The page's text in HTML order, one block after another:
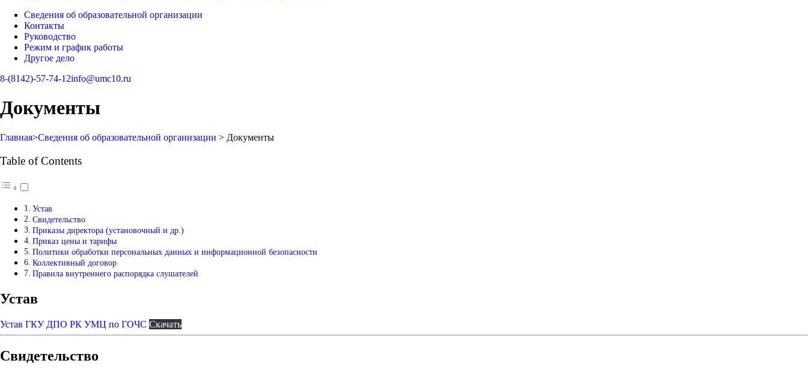
Сведения об образовательной организации
Контакты
Руководство
Режим и график работы
Другое дело
8-(8142)-57-74-12info@umc10.ru
Документы
Главная>Сведения об образовательной организации > Документы
Table of Contents
Устав
Свидетельство
Приказы директора (установочный и др.)
Приказ цены и тарифы
Политики обработки персональных данных и информационной безопасности
Коллективный договор
Правила внутреннего распорядка слушателей
Устав
Устав ГКУ ДПО РК УМЦ по ГОЧС Скачать
Свидетельство